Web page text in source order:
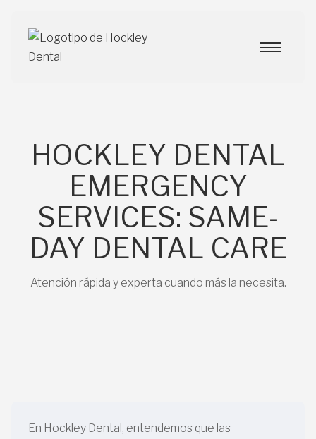
HOCKLEY DENTAL
EMERGENCY
SERVICES: SAME-
DAY DENTAL CARE
Atención rápida y experta cuando más la necesita.
En Hockley Dental, entendemos que las